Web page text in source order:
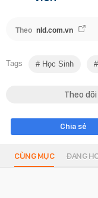
Theo nld.com.vn
Tags Học Sinh
Theo
Chia sẻ
CÙNG MỤC ĐANG